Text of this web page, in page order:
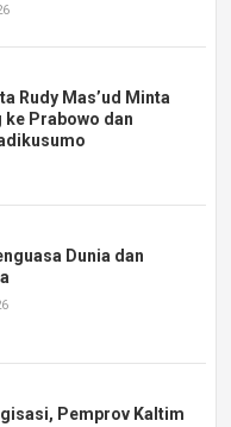
Rudy Mas’ud Minta
ke Prabowo dan
Dunia dan
Pemprov Kaltim